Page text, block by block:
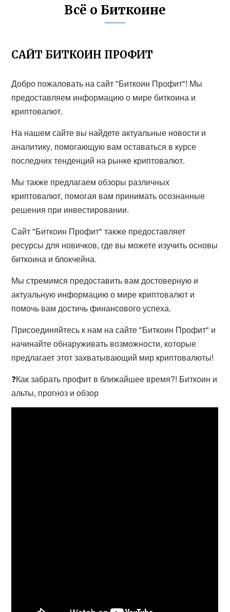
Всё о Биткоине
САЙТ БИТКОИН ПРОФИТ
Добро пожаловать на сайт "Биткоин Профит"! Мы
предоставляем информацию о мире биткоина и
криптовалют.
На нашем сайте вы найдете актуальные новости и
аналитику, помогающую вам оставаться в курсе
последних тенденций на рынке криптовалют.
Мы также предлагаем обзоры различных
криптовалют, помогая вам принимать осознанные
решения при инвестировании.
Сайт "Биткоин Профит" также предоставляет
ресурсы для новичков, где вы можете изучить основы
биткоина и блокчейна.
Мы стремимся предоставить вам достоверную и
актуальную информацию о мире криптовалют и
помочь вам достичь финансового успеха.
Присоединяйтесь к нам на сайте "Биткоин Профит" и
начинайте обнаруживать возможности, которые
предлагает этот захватывающий мир криптовалюты!
❓Как забрать профит в ближайшее время?! Биткоин и
альты, прогноз и обзор